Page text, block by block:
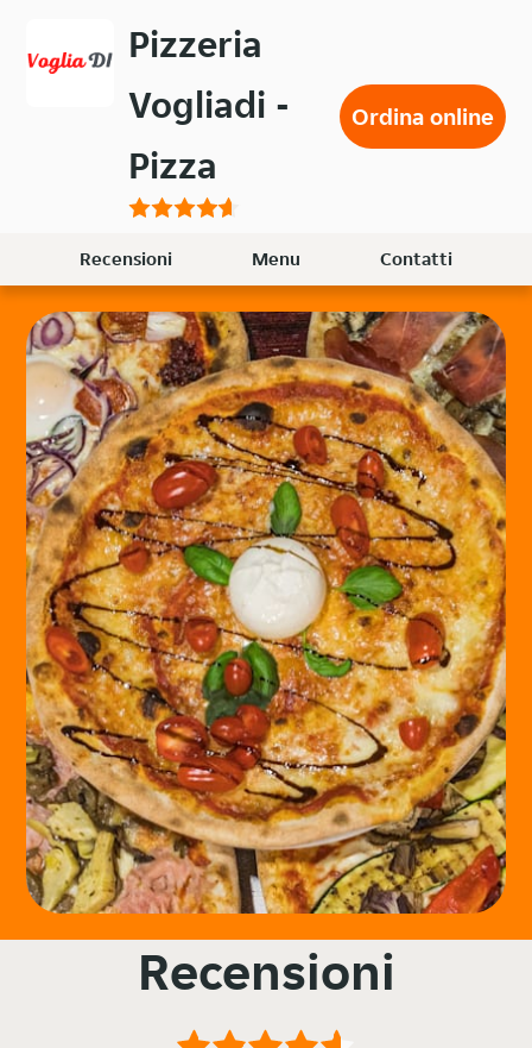
contenuto
Pizzeria
Vogliadi -
Pizza
Ordina online
Recensioni Menu Contatti
Recensioni